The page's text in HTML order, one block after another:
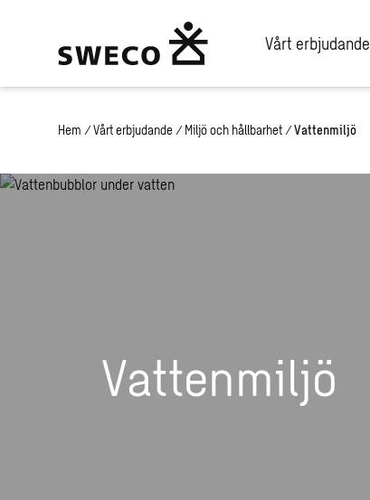
Vårt erbjudande
Hem / Vårt erbjudande / Miljö och hållbarhet / Vattenmiljö
Vattenmiljö